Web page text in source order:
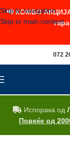
Skip to navigation
Skip to main content
072
Испорака од
Повеќе од
📢 КОМБО АКЦИЈА